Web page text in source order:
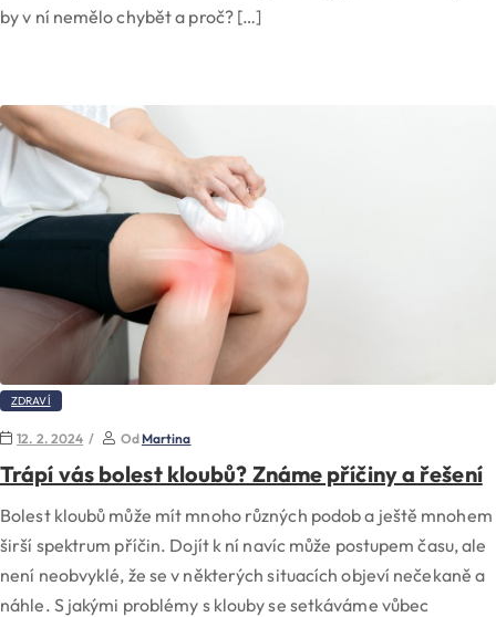
by v ní nemělo chybět a proč? […]
ZDRAVÍ
12. 2. 2024 OdMartina
Trápí vás bolest kloubů? Známe příčiny a řešení
Bolest kloubů může mít mnoho různých podob a ještě mnohem
širší spektrum příčin. Dojít k ní navíc může postupem času, ale
není neobvyklé, že se v některých situacích objeví nečekaně a
náhle. S jakými problémy s klouby se setkáváme vůbec